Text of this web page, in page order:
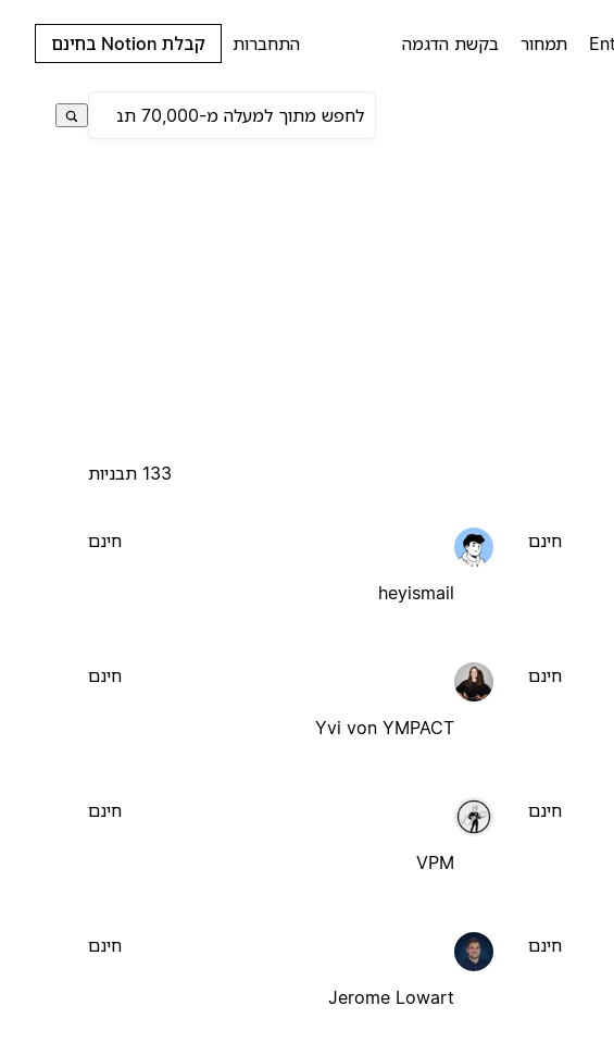
תמחור בקשת הדגמה התחברות קבלת Notion בחינם
133 תבניות
חינם
heyismail
חינם
חינם
Yvi von YMPACT
חינם
חינם
VPM
חינם
חינם
Jerome Lowart
חינם